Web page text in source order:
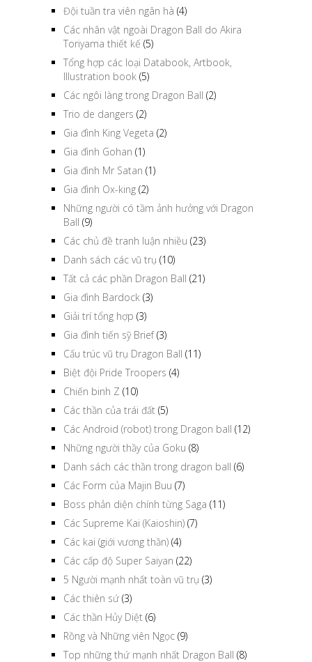
Đội tuần tra viên ngân hà (4)
Các nhân vật ngoài Dragon Ball do Akira
Toriyama thiết kế (5)
Tổng hợp các loại Databook, Artbook,
Illustration book (5)
Các ngôi làng trong Dragon Ball (2)
Trio de dangers (2)
Gia đình King Vegeta (2)
Gia đình Gohan (1)
Gia đình Mr Satan (1)
Gia đình Ox-king (2)
Những người có tầm ảnh hưởng với Dragon
Ball (9)
Các chủ đề tranh luận nhiều (23)
Danh sách các vũ trụ (10)
Tất cả các phần Dragon Ball (21)
Gia đình Bardock (3)
Giải trí tổng hợp (3)
Gia đình tiến sỹ Brief(3)
Cấu trúc vũ trụ Dragon Ball (11)
Biệt đội Pride Troopers (4)
Chiến binh Z (10)
Các thần của trái đất (5)
Các Android (robot) trong Dragon ball (12)
Những người thầy của Goku (8)
Danh sách các thần trong dragon ball (6)
Các Form của Majin Buu (7)
Boss phản diện chính từng Saga (11)
Các Supreme Kai (Kaioshin) (7)
Các kai (giới vương thần) (4)
Các cấp độ Super Saiyan (22)
5 Người mạnh nhất toàn vũ trụ (3)
Các thiên sứ (3)
Các thần Hủy Diệt (6)
Rồng và Những viên Ngọc (9)
Top những thứ mạnh nhất Dragon Ball (8)